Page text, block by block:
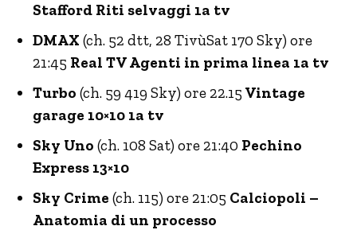
Stafford Riti selvaggi 1a tv
DMAX (ch. 52 dtt, 28 TivùSat 170 Sky) ore
21:45 Real TV Agenti in prima linea 1a tv
Turbo (ch. 59 419 Sky) ore 22.15 Vintage
garage 10×10 1a tv
Sky Uno (ch. 108 Sat) ore 21:40 Pechino
Express 13×10
Sky Crime (ch. 115) ore 21:05 Calciopoli –
Anatomia di un processo